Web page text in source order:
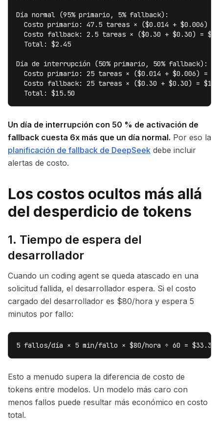
Día normal (95% primario, 5% fallback):
Costo primario: 47.5 tareas × ($0.014 + $0.006) =
Costo fallback: 2.5 tareas × ($0.30 + $0.30) =
  Total: $2.45
Día de interrupción (50% primario, 50% fallback):
Costo primario: 25 tareas × ($0.014 + $0.006) =
Costo fallback: 25 tareas × ($0.30 + $0.30) =
  Total: $15.50
Un día de interrupción con 50 % de activación de
fallback cuesta 6x más que un día normal. Por eso la
planificación de fallback de DeepSeek debe incluir
alertas de costo.
Los costos ocultos más allá
del desperdicio de tokens
1. Tiempo de espera del
desarrollador
Cuando un coding agent se queda atascado en una
solicitud fallida, el desarrollador espera. Si el costo
cargado del desarrollador es $80/hora y espera 5
minutos por fallo:
5 fallos/día × 5 min/fallo × $80/hora ÷ 60 =
Esto a menudo supera la diferencia de costo de
tokens entre modelos. Un modelo más caro con
menos fallos puede resultar más económico en costo
total.